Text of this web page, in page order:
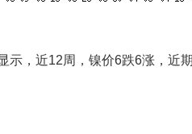
，近12周，镍价6跌6涨，近